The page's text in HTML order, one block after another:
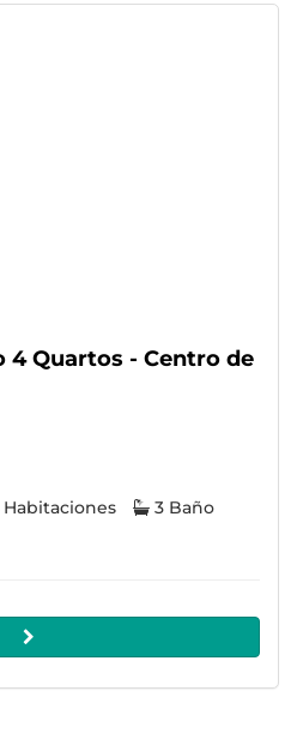
4 Quartos - Centro de
Habitaciones
3 Baño